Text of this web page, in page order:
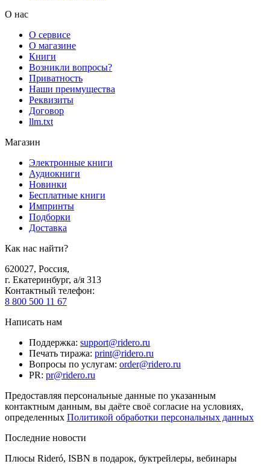
О нас
О сервисе
О магазине
Книги
Возникли вопросы?
Приватность
Наши преимущества
Реквизиты
Договор
llm.txt
Магазин
Электронные книги
Аудиокниги
Новинки
Бесплатные книги
Импринты
Подборки
Доставка
Как нас найти?
620027, Россия,
г. Екатеринбург, а/я 313
Контактный телефон:
8 800 500 11 67
Написать нам
Поддержка: support@ridero.ru
Печать тиража: print@ridero.ru
Вопросы по услугам: order@ridero.ru
PR: pr@ridero.ru
Предоставляя персональные данные по указанным
контактным данным, вы даёте своё согласие на условиях,
определенных Политикой обработки персональных данных
Последние новости
Плюсы Rideró, ISBN в подарок, буктрейлеры, вебинары